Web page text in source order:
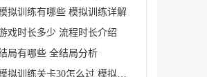
拟训练有哪些 模拟训练详解
戏时长多少 流程时长介绍
局有哪些 全结局分析
识质存在模拟训练关卡30怎么过 模拟训练关卡30三星攻